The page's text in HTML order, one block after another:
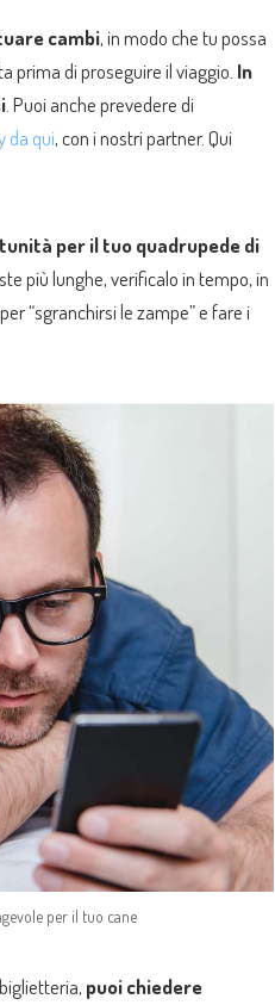
cambi, in modo che tu possa
prima di proseguire il viaggio. In
. Puoi anche prevedere di
da qui, con i nostri partner. Qui
per il tuo quadrupede di
più lunghe, verificalo in tempo, in
“sgranchirsi le zampe” e fare i
per il tuo cane
puoi chiedere